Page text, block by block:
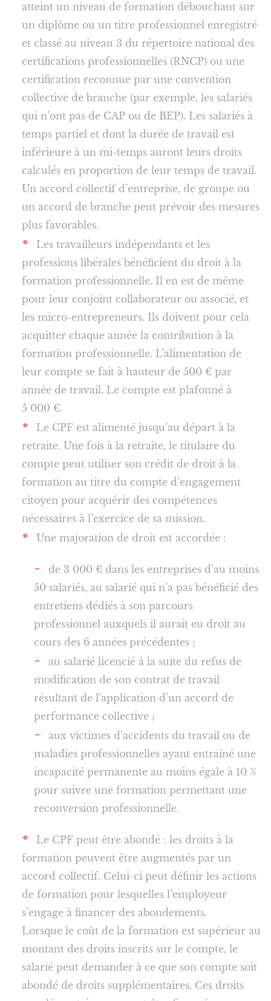
atteint un niveau de formation débouchant sur
un diplôme ou un titre professionnel enregistré
et classé au niveau 3 du répertoire national des
certifications professionnelles (RNCP) ou une
certification reconnue par une convention
collective de branche (par exemple, les salariés
qui n’ont pas de CAP ou de BEP). Les salariés à
temps partiel et dont la durée de travail est
inférieure à un mi-temps auront leurs droits
calculés en proportion de leur temps de travail.
Un accord collectif d’entreprise, de groupe ou
un accord de branche peut prévoir des mesures
plus favorables.
Les travailleurs indépendants et les
professions libérales bénéficient du droit à la
formation professionnelle. Il en est de même
pour leur conjoint collaborateur ou associé, et
les micro-entrepreneurs. Ils doivent pour cela
acquitter chaque année la contribution à la
formation professionnelle. L’alimentation de
leur compte se fait à hauteur de 500 € par
année de travail. Le compte est plafonné à
5 000 €.
Le CPF est alimenté jusqu’au départ à la
retraite. Une fois à la retraite, le titulaire du
compte peut utiliser son crédit de droit à la
formation au titre du compte d’engagement
citoyen pour acquérir des compétences
nécessaires à l’exercice de sa mission.
Une majoration de droit est accordée :
de 3 000 € dans les entreprises d’au moins
50 salariés, au salarié qui n’a pas bénéficié des
entretiens dédiés à son parcours
professionnel auxquels il aurait eu droit au
cours des 6 années précédentes ;
au salarié licencié à la suite du refus de
modification de son contrat de travail
résultant de l’application d’un accord de
performance collective ;
aux victimes d’accidents du travail ou de
maladies professionnelles ayant entraîné une
incapacité permanente au moins égale à 10 %
pour suivre une formation permettant une
reconversion professionnelle.
Le CPF peut être abondé : les droits à la
formation peuvent être augmentés par un
accord collectif. Celui-ci peut définir les actions
de formation pour lesquelles l’employeur
s’engage à financer des abondements.
Lorsque le coût de la formation est supérieur au
montant des droits inscrits sur le compte, le
salarié peut demander à ce que son compte soit
abondé de droits supplémentaires. Ces droits